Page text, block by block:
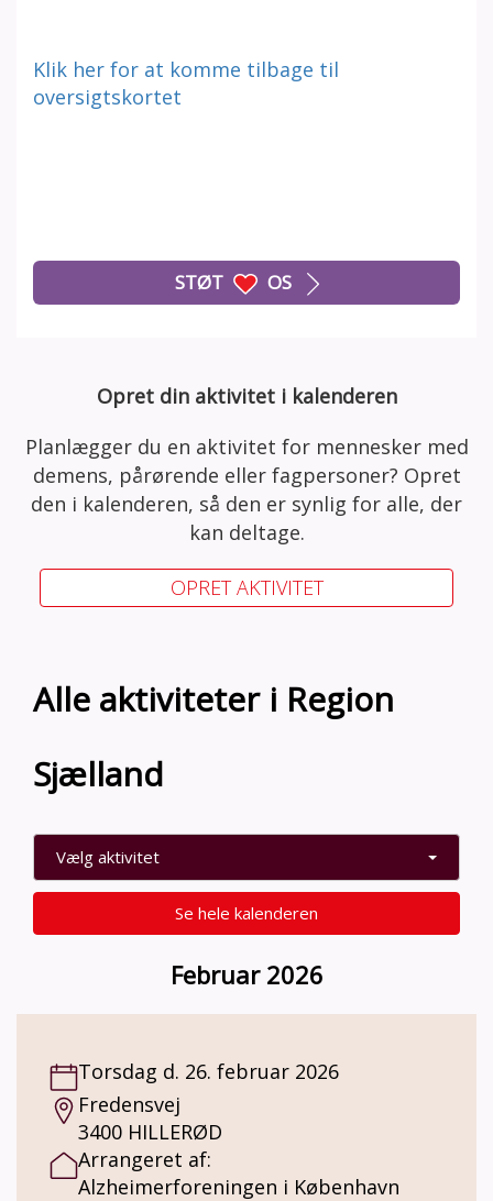
Klik her for at komme tilbage til
oversigtskortet
STØT OS
Opret din aktivitet i kalenderen
Planlægger du en aktivitet for mennesker med
demens, pårørende eller fagpersoner? Opret
den i kalenderen, så den er synlig for alle, der
kan deltage.
OPRET AKTIVITET
Alle aktiviteter i Region
Sjælland
Vælg aktivitet
Se hele kalenderen
Februar 2026
Torsdag d. 26. februar 2026
Fredensvej
3400 HILLERØD
Arrangeret af:
Alzheimerforeningen i København